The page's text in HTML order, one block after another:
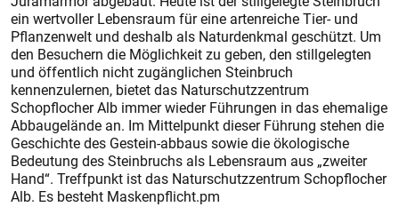
ein wertvoller Lebensraum für eine artenreiche Tier- und
Pflanzenwelt und deshalb als Naturdenkmal geschützt. Um
den Besuchern die Möglichkeit zu geben, den stillgelegten
und öffentlich nicht zugänglichen Steinbruch
kennenzulernen, bietet das Naturschutzzentrum
Schopflocher Alb immer wieder Führungen in das ehemalige
Abbaugelände an. Im Mittelpunkt dieser Führung stehen die
Geschichte des Gestein-abbaus sowie die ökologische
Bedeutung des Steinbruchs als Lebensraum aus „zweiter
Hand“. Treffpunkt ist das Naturschutzzentrum Schopflocher
Alb. Es besteht Maskenpflicht.pm